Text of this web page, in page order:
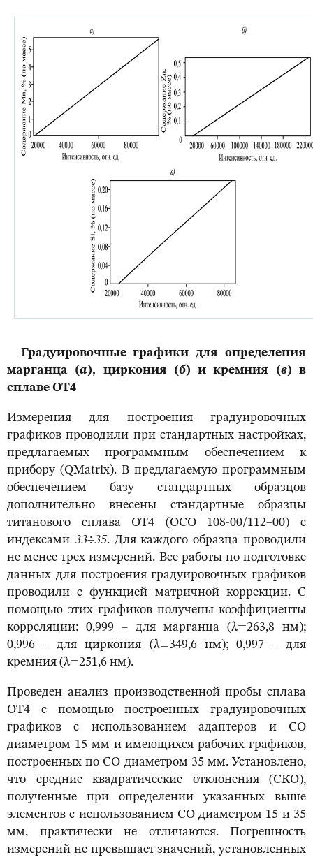
Градуировочные графики для определения
марганца (а), циркония (б) и кремния (в) в
сплаве ОТ4
Измерения для построения градуировочных
графиков проводили при стандартных настройках,
предлагаемых программным обеспечением к
прибору (QMatrix). В предлагаемую программным
обеспечением базу стандартных образцов
дополнительно внесены стандартные образцы
титанового сплава ОТ4 (ОСО 108-00/112–00) с
индексами 33÷35. Для каждого образца проводили
не менее трех измерений. Все работы по подготовке
данных для построения градуировочных графиков
проводили с функцией матричной коррекции. С
помощью этих графиков получены коэффициенты
корреляции: 0,999 – для марганца (λ=263,8 нм);
0,996 – для циркония (λ=349,6 нм); 0,997 – для
кремния (λ=251,6 нм).
Проведен анализ производственной пробы сплава
ОТ4 с помощью построенных градуировочных
графиков с использованием адаптеров и СО
диаметром 15 мм и имеющихся рабочих графиков,
построенных по СО диаметром 35 мм. Установлено,
что средние квадратические отклонения (СКО),
полученные при определении указанных выше
элементов с использованием СО диаметром 15 и 35
мм, практически не отличаются. Погрешность
измерений не превышает значений, установленных